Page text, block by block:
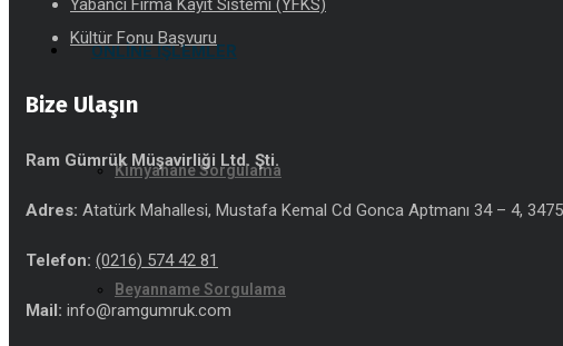
ONLINE İŞLEMLER
Kimyahane Sorgulama
Beyanname Sorgulama
Yabancı Firma Kayıt Sistemi (YFKS)
Kültür Fonu Başvuru
Bize Ulaşın
Ram Gümrük Müşavirliği Ltd. Şti.
Adres: Atatürk Mahallesi, Mustafa Kemal Cd Gonca Aptmanı 34 – 4,
Telefon: (0216) 574 42 81
Mail: info@ramgumruk.com